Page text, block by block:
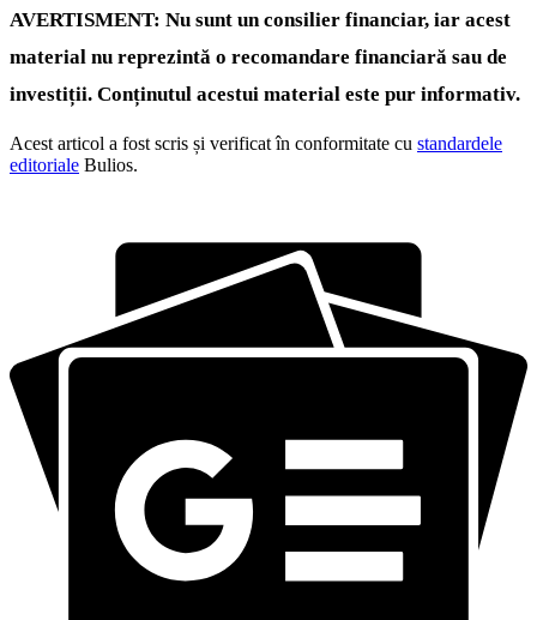
AVERTISMENT: Nu sunt un consilier financiar, iar acest
material nu reprezintă o recomandare financiară sau de
investiții. Conținutul acestui material este pur informativ.
Acest articol a fost scris și verificat în conformitate cu standardele
editoriale Bulios.